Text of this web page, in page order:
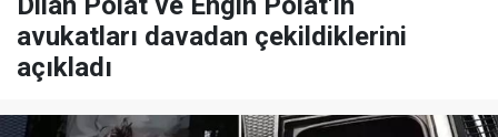
avukatları davadan çekildiklerini
açıkladı